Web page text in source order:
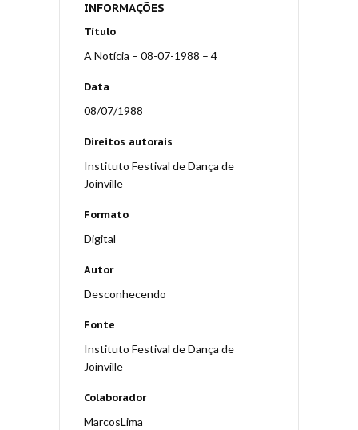
INFORMAÇÕES
Título
A Notícia – 08-07-1988 – 4
Data
08/07/1988
Direitos autorais
Instituto Festival de Dança de
Joinville
Formato
Digital
Autor
Desconhecendo
Fonte
Instituto Festival de Dança de
Joinville
Colaborador
MarcosLima